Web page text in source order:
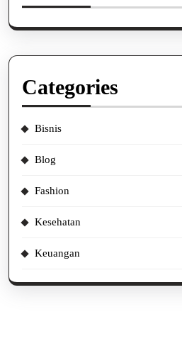
Categories
Bisnis
Blog
Fashion
Kesehatan
Keuangan